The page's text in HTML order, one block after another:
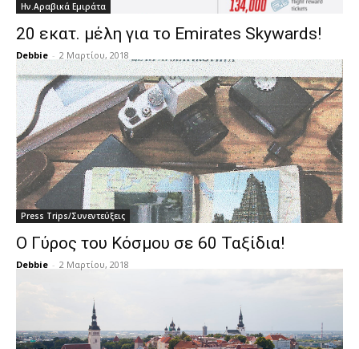
Ην.Αραβικά Εμιράτα
20 εκατ. μέλη για το Emirates Skywards!
Debbie - 2 Μαρτίου, 2018
Press Trips/Συνεντεύξεις
Ο Γύρος του Κόσμου σε 60 Ταξίδια!
Debbie - 2 Μαρτίου, 2018